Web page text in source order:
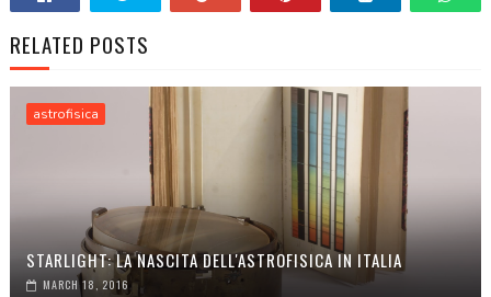
RELATED POSTS
astrofisica
STARLIGHT: LA NASCITA DELL'ASTROFISICA IN ITALIA
MARCH 18, 2016